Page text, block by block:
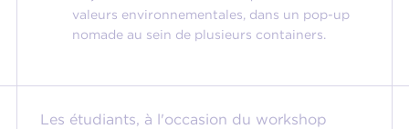
valeurs environnementales, dans un pop-up
nomade au sein de plusieurs containers.
Les étudiants, à l'occasion du workshop